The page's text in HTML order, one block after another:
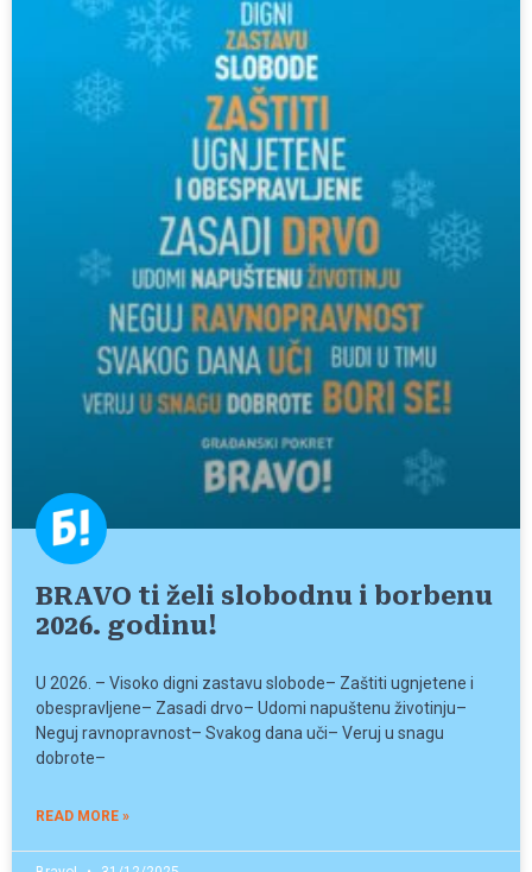
BRAVO ti želi slobodnu i borbenu
2026. godinu!
U 2026. – Visoko digni zastavu slobode– Zaštiti ugnjetene i
obespravljene– Zasadi drvo– Udomi napuštenu životinju–
Neguj ravnopravnost– Svakog dana uči– Veruj u snagu
dobrote–
READ MORE »